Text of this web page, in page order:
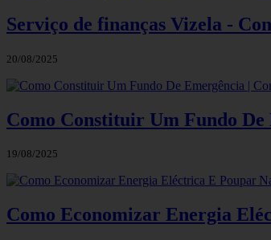
Serviço de finanças Vizela -
20/08/2025
Como Constituir Um Fundo
19/08/2025
Como Economizar Energia